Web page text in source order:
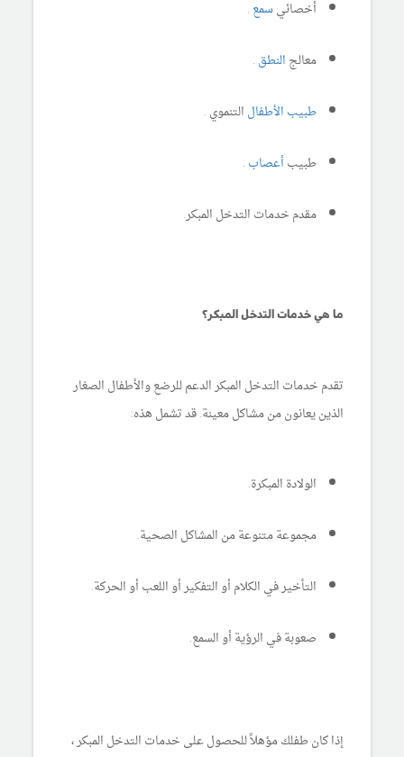
أخصائيسمع .
معالج النطق .
طبيب الأطفال التنموي .
طبيبأعصاب .
مقدم خدمات التدخل المبكر.
ما هي خدمات التدخل المبكر؟
تقدم خدمات التدخل المبكر الدعم للرضع والأطفال الصغار
الذين يعانون من مشاكل معينة. قد تشمل هذه:
الولادة المبكرة.
مجموعة متنوعة من المشاكل الصحية.
التأخير في الكلام أو التفكير أو اللعب أو الحركة.
صعوبة في الرؤية أو السمع.
إذا كان طفلك مؤهلاً للحصول على خدمات التدخل المبكر ،